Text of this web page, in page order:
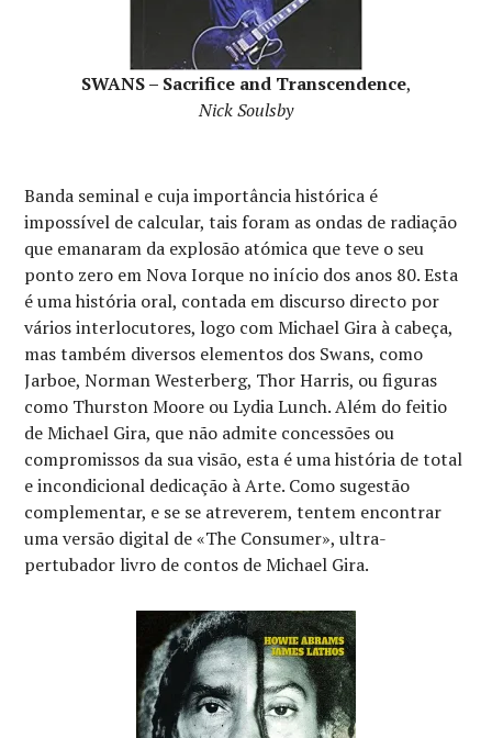
SWANS – Sacrifice and Transcendence,
Nick Soulsby
Banda seminal e cuja importância histórica é
impossível de calcular, tais foram as ondas de radiação
que emanaram da explosão atómica que teve o seu
ponto zero em Nova Iorque no início dos anos 80. Esta
é uma história oral, contada em discurso directo por
vários interlocutores, logo com Michael Gira à cabeça,
mas também diversos elementos dos Swans, como
Jarboe, Norman Westerberg, Thor Harris, ou figuras
como Thurston Moore ou Lydia Lunch. Além do feitio
de Michael Gira, que não admite concessões ou
compromissos da sua visão, esta é uma história de total
e incondicional dedicação à Arte. Como sugestão
complementar, e se se atreverem, tentem encontrar
uma versão digital de «The Consumer», ultra-
pertubador livro de contos de Michael Gira.